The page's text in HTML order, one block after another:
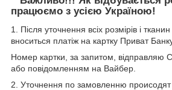
працюємо з усією Україною!
1. Після уточнення всіх розмірів і
вноситься платіж на картку Приват
Номер картки, за запитом, відправляю
або повідомленням на Вайбер.
2. Уточнення по замовленню